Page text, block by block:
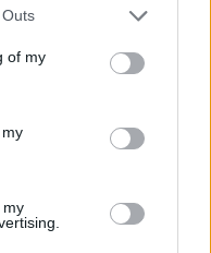
of my
my
órával napvilágot
Múlt hét
az Egyesült
munkaügyi
fő körül...